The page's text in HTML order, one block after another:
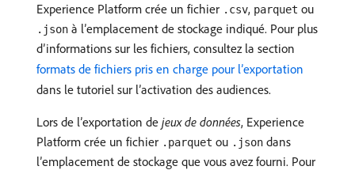
Experience Platform crée un fichier .csv, parquet ou
.json à l’emplacement de stockage indiqué. Pour plus
d’informations sur les fichiers, consultez la section
formats de fichiers pris en charge pour l’exportation
dans le tutoriel sur l’activation des audiences.
Lors de l’exportation de jeux de données, Experience
Platform crée un fichier .parquet ou .json dans
l’emplacement de stockage que vous avez fourni. Pour